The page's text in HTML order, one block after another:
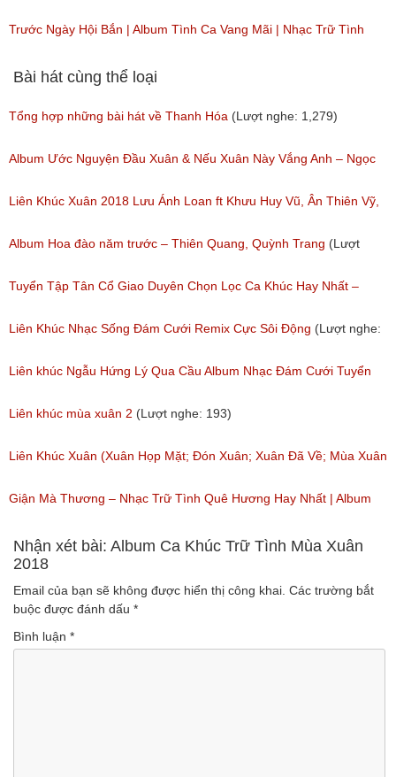
Hay Nhất
(Lượt nghe: 534)
Trước Ngày Hội Bắn | Album Tình Ca Vang Mãi | Nhạc Trữ Tình
(Lượt nghe: 42)
Bài hát cùng thể loại
Tổng hợp những bài hát về Thanh Hóa (Lượt nghe: 1,279)
Album Ước Nguyện Đầu Xuân & Nếu Xuân Này Vắng Anh – Ngọc
Nữ Phương Anh │ Nhạc Xuân Mới Nhất 2018
(Lượt nghe: 635)
Liên Khúc Xuân 2018 Lưu Ánh Loan ft Khưu Huy Vũ, Ân Thiên Vỹ,
Lưu Chí Vỹ
(Lượt nghe: 410)
Album Hoa đào năm trước – Thiên Quang, Quỳnh Trang (Lượt
nghe: 249)
Tuyển Tập Tân Cổ Giao Duyên Chọn Lọc Ca Khúc Hay Nhất –
Album Tân Cổ Hoa Tím Bằng Lăng
(Lượt nghe: 1,175)
Liên Khúc Nhạc Sống Đám Cưới Remix Cực Sôi Động (Lượt nghe:
706)
Liên khúc Ngẫu Hứng Lý Qua Cầu Album Nhạc Đám Cưới Tuyển
Chọn Cực Hay
(Lượt nghe: 439)
Liên khúc mùa xuân 2 (Lượt nghe: 193)
Liên Khúc Xuân (Xuân Họp Mặt; Đón Xuân; Xuân Đã Về; Mùa Xuân
Ơi; Ngày Tết Quê Em)
(Lượt nghe: 341)
Giận Mà Thương – Nhạc Trữ Tình Quê Hương Hay Nhất | Album
Anh Thơ Trọng Tấn
(Lượt nghe: 716)
Nhận xét bài: Album Ca Khúc Trữ Tình Mùa Xuân
2018
Email của bạn sẽ không được hiển thị công khai. Các trường bắt
buộc được đánh dấu *
Bình luận *